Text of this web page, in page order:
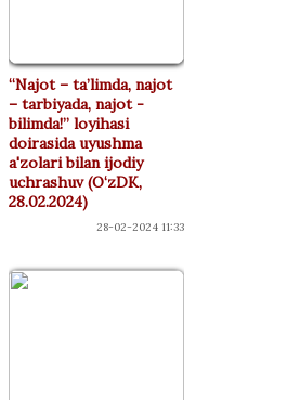
“Najot – ta’limda, najot
– tarbiyada, najot -
bilimda!” loyihasi
doirasida uyushma
a'zolari bilan ijodiy
uchrashuv (O‘zDK,
28.02.2024)
28-02-2024 11:33